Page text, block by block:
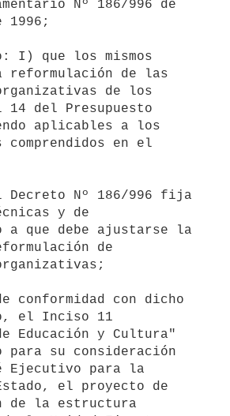
Nº 186/996 de
1996;
de las
de los
del Presupuesto
aplicables a los
comprendidos en el
y de
a que debe ajustarse la
de
el Inciso 11
Educación y Cultura"
para su consideración
Ejecutivo para la
el proyecto de
de la estructura